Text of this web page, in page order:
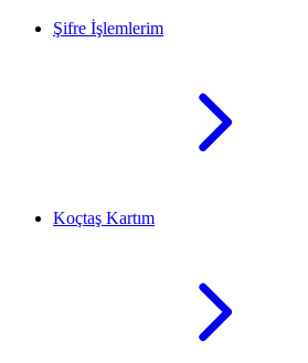
Şifre İşlemlerim
Koçtaş Kartım